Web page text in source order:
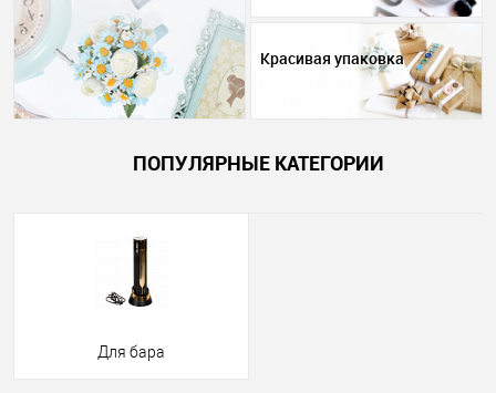
Красивая упаковка
ПОПУЛЯРНЫЕ КАТЕГОРИИ
Для бара